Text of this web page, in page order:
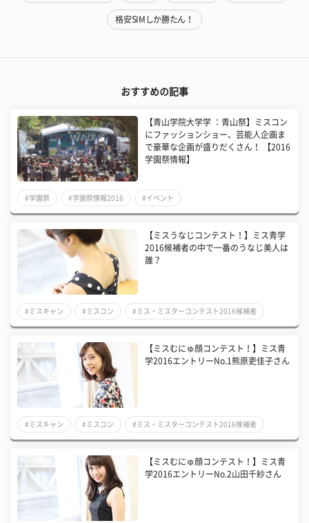
格安SIMしか勝たん！
おすすめの記事
【青山学院大学学 ：青山祭】ミスコン
にファッションショー、芸能人企画ま
で豪華な企画が盛りだくさん！ 【2016
学園祭情報】
#学園祭 #学園祭情報2016 #イベント
【ミスうなじコンテスト！】ミス青学
2016候補者の中で一番のうなじ美人は
誰？
#ミスキャン #ミスコン #ミス・ミスターコンテスト2016候補者
【ミスむにゅ顔コンテスト！】ミス青
学2016エントリーNo.1熊原吏佳子さん
#ミスキャン #ミスコン #ミス・ミスターコンテスト2016候補者
【ミスむにゅ顔コンテスト！】ミス青
学2016エントリーNo.2山田千紗さん